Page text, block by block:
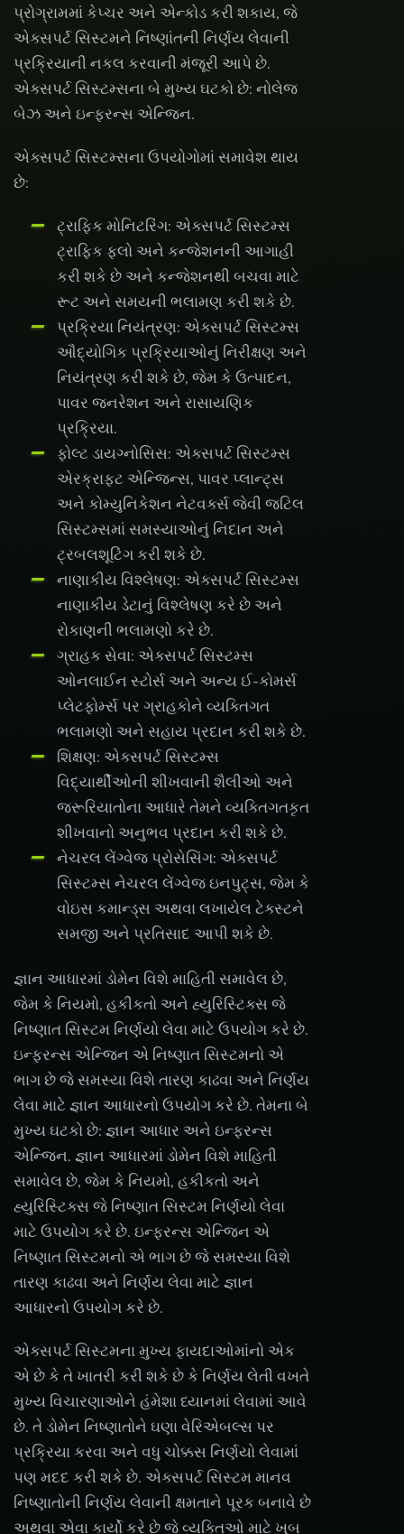
પ્રોગ્રામમાં કેપ્ચર અને એન્કોડ કરી શકાય, જે
એક્સપર્ટ સિસ્ટમને નિષ્ણાંતની નિર્ણય લેવાની
પ્રક્રિયાની નકલ કરવાની મંજૂરી આપે છે.
એક્સપર્ટ સિસ્ટમ્સના બે મુખ્ય ઘટકો છે: નોલેજ
બેઝ અને ઇન્ફરન્સ એન્જિન.
એક્સપર્ટ સિસ્ટમ્સના ઉપયોગોમાં સમાવેશ થાય
છે:
ટ્રાફિક મોનિટરિંગ: એક્સપર્ટ સિસ્ટમ્સ
ટ્રાફિક ફ્લો અને કન્જેશનની આગાહી
કરી શકે છે અને કન્જેશનથી બચવા માટે
રૂટ અને સમયની ભલામણ કરી શકે છે.
પ્રક્રિયા નિયંત્રણ: એક્સપર્ટ સિસ્ટમ્સ
ઔદ્યોગિક પ્રક્રિયાઓનું નિરીક્ષણ અને
નિયંત્રણ કરી શકે છે, જેમ કે ઉત્પાદન,
પાવર જનરેશન અને રાસાયણિક
પ્રક્રિયા.
ફોલ્ટ ડાયગ્નોસિસ: એક્સપર્ટ સિસ્ટમ્સ
એરક્રાફ્ટ એન્જિન્સ, પાવર પ્લાન્ટ્સ
અને કોમ્યુનિકેશન નેટવર્ક્સ જેવી જટિલ
સિસ્ટમ્સમાં સમસ્યાઓનું નિદાન અને
ટ્રબલશૂટિંગ કરી શકે છે.
નાણાકીય વિશ્લેષણ: એક્સપર્ટ સિસ્ટમ્સ
નાણાકીય ડેટાનું વિશ્લેષણ કરે છે અને
રોકાણની ભલામણો કરે છે.
ગ્રાહક સેવા: એક્સપર્ટ સિસ્ટમ્સ
ઓનલાઈન સ્ટોર્સ અને અન્ય ઈ-કોમર્સ
પ્લેટફોર્મ્સ પર ગ્રાહકોને વ્યક્તિગત
ભલામણો અને સહાય પ્રદાન કરી શકે છે.
શિક્ષણ: એક્સપર્ટ સિસ્ટમ્સ
વિદ્યાર્થીઓની શીખવાની શૈલીઓ અને
જરૂરિયાતોના આધારે તેમને વ્યક્તિગતકૃત
શીખવાનો અનુભવ પ્રદાન કરી શકે છે.
નેચરલ લેંગ્વેજ પ્રોસેસિંગ: એક્સપર્ટ
સિસ્ટમ્સ નેચરલ લેંગ્વેજ ઇનપુટ્સ, જેમ કે
વોઇસ કમાન્ડ્સ અથવા લખાયેલ ટેક્સ્ટને
સમજી અને પ્રતિસાદ આપી શકે છે.
જ્ઞાન આધારમાં ડોમેન વિશે માહિતી સમાવેલ છે,
જેમ કે નિયમો, હકીકતો અને હ્યુરિસ્ટિક્સ જે
નિષ્ણાત સિસ્ટમ નિર્ણયો લેવા માટે ઉપયોગ કરે છે.
ઇન્ફરન્સ એન્જિન એ નિષ્ણાત સિસ્ટમનો એ
ભાગ છે જે સમસ્યા વિશે તારણ કાઢવા અને નિર્ણય
લેવા માટે જ્ઞાન આધારનો ઉપયોગ કરે છે. તેમના બે
મુખ્ય ઘટકો છે: જ્ઞાન આધાર અને ઇન્ફરન્સ
એન્જિન. જ્ઞાન આધારમાં ડોમેન વિશે માહિતી
સમાવેલ છે, જેમ કે નિયમો, હકીકતો અને
હ્યુરિસ્ટિક્સ જે નિષ્ણાત સિસ્ટમ નિર્ણયો લેવા
માટે ઉપયોગ કરે છે. ઇન્ફરન્સ એન્જિન એ
નિષ્ણાત સિસ્ટમનો એ ભાગ છે જે સમસ્યા વિશે
તારણ કાઢવા અને નિર્ણય લેવા માટે જ્ઞાન
આધારનો ઉપયોગ કરે છે.
એક્સપર્ટ સિસ્ટમના મુખ્ય ફાયદાઓમાંનો એક
એ છે કે તે ખાતરી કરી શકે છે કે નિર્ણય લેતી વખતે
મુખ્ય વિચારણાઓને હંમેશા ધ્યાનમાં લેવામાં આવે
છે. તે ડોમેન નિષ્ણાતોને ઘણા વેરિએબલ્સ પર
પ્રક્રિયા કરવા અને વધુ ચોક્કસ નિર્ણયો લેવામાં
પણ મદદ કરી શકે છે. એક્સપર્ટ સિસ્ટમ માનવ
નિષ્ણાતોની નિર્ણય લેવાની ક્ષમતાને પૂરક બનાવે છે
અથવા એવા કાર્યો કરે છે જે વ્યક્તિઓ માટે ખૂબ